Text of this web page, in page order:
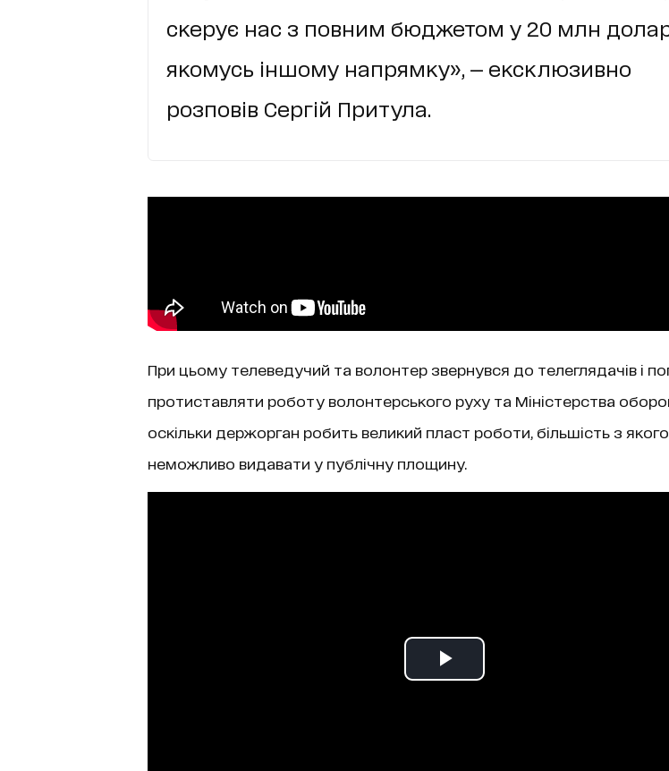
скерує нас з повним бюджетом у 20 млн
якомусь іншому напрямку», — ексклюзивно
розповів Сергій Притула.
При цьому телеведучий та волонтер звернувся до телеглядачів і
протиставляти роботу волонтерського руху та Міністерства
оскільки держорган робить великий пласт роботи, більшість з якого
неможливо видавати у публічну площину.